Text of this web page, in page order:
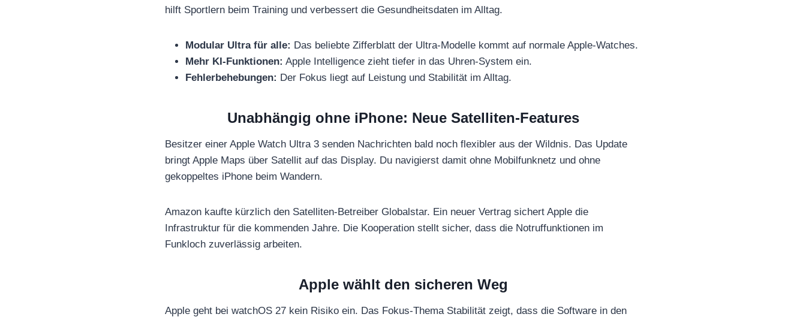
hilft Sportlern beim Training und verbessert die Gesundheitsdaten im Alltag.
Modular Ultra für alle: Das beliebte Zifferblatt der Ultra-Modelle kommt auf normale Apple-Watches.
Mehr KI-Funktionen: Apple Intelligence zieht tiefer in das Uhren-System ein.
Fehlerbehebungen: Der Fokus liegt auf Leistung und Stabilität im Alltag.
Unabhängig ohne iPhone: Neue Satelliten-Features
Besitzer einer Apple Watch Ultra 3 senden Nachrichten bald noch flexibler aus der Wildnis. Das Update
bringt Apple Maps über Satellit auf das Display. Du navigierst damit ohne Mobilfunknetz und ohne
gekoppeltes iPhone beim Wandern.
Amazon kaufte kürzlich den Satelliten-Betreiber Globalstar. Ein neuer Vertrag sichert Apple die
Infrastruktur für die kommenden Jahre. Die Kooperation stellt sicher, dass die Notruffunktionen im
Funkloch zuverlässig arbeiten.
Apple wählt den sicheren Weg
Apple geht bei watchOS 27 kein Risiko ein. Das Fokus-Thema Stabilität zeigt, dass die Software in den